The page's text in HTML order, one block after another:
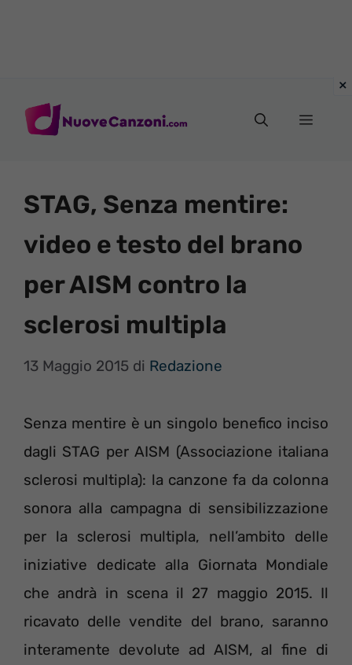
Menu
STAG, Senza mentire:
video e testo del brano
per AISM contro la
sclerosi multipla
13 Maggio 2015 di Redazione
Senza mentire è un singolo benefico inciso
dagli STAG per AISM (Associazione italiana
sclerosi multipla): la canzone fa da colonna
sonora alla campagna di sensibilizzazione
per la sclerosi multipla, nell’ambito delle
iniziative dedicate alla Giornata Mondiale
che andrà in scena il 27 maggio 2015. Il
ricavato delle vendite del brano, saranno
interamente devolute ad AISM, al fine di